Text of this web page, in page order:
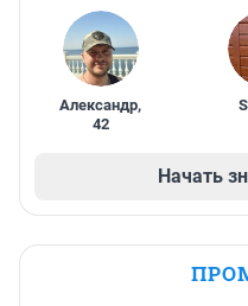
Александр,
42
Начать